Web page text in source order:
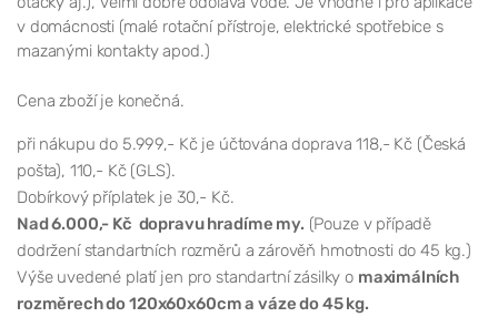
v domácnosti (malé rotační přístroje, elektrické spotřebice s
mazanými kontakty apod.)
Cena zboží je konečná.
při nákupu do 5.999,- Kč je účtována doprava 118,- Kč (Česká
pošta), 110,- Kč (GLS).
Dobírkový příplatek je 30,- Kč.
Nad 6.000,- Kč dopravu hradíme my. (Pouze v případě
dodržení standartních rozměrů a zárověň hmotnosti do 45 kg.)
Výše uvedené platí jen pro standartní zásilky o maximálních
rozměrech do 120x60x60cm a váze do 45 kg.